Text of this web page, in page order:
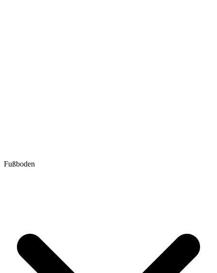
Fußboden